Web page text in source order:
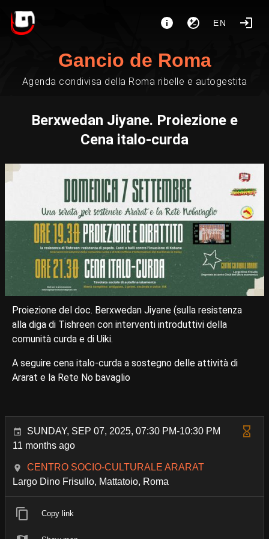
EN
Gancio de Roma
Agenda condivisa della Roma ribelle e autogestita
Berxwedan Jiyane. Proiezione e
Cena italo-curda
Proiezione del doc. Berxwedan Jiyane (sulla resistenza
alla diga di Tishreen con interventi introduttivi della
comunità curda e di Uiki.
A seguire cena italo-curda a sostegno delle attività di
Ararat e la Rete No bavaglio
SUNDAY, SEP 07, 2025, 07:30 PM-10:30 PM
11 months ago
CENTRO SOCIO-CULTURALE ARARAT
Largo Dino Frisullo, Mattatoio, Roma
Copy link